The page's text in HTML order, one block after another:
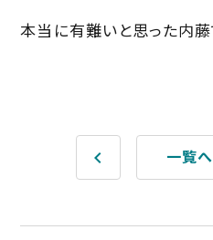
本当に有難いと思った内藤
keyboard_arrow_left 一覧